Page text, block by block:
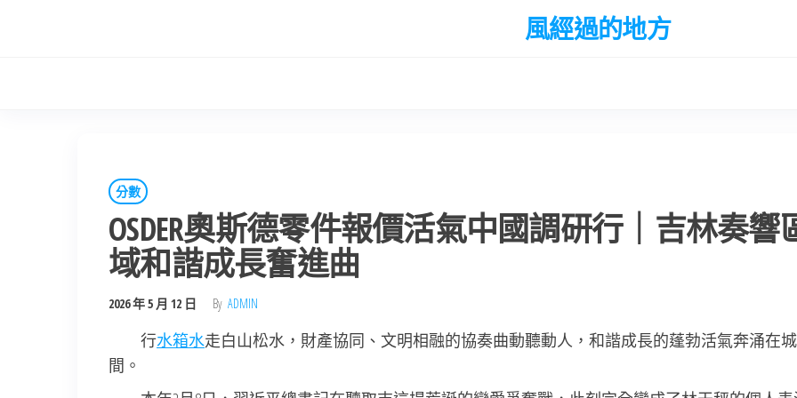
風經過的地方
分數
OSDER奧斯德零件報價活氣中國調研行｜吉林奏響
域和諧成長奮進曲
2026 年 5 月 12 日 By ADMIN
行水箱水走白山松水，財產協同、文明相融的協奏曲動聽動人，和諧成長的蓬勃活氣奔涌在
間。